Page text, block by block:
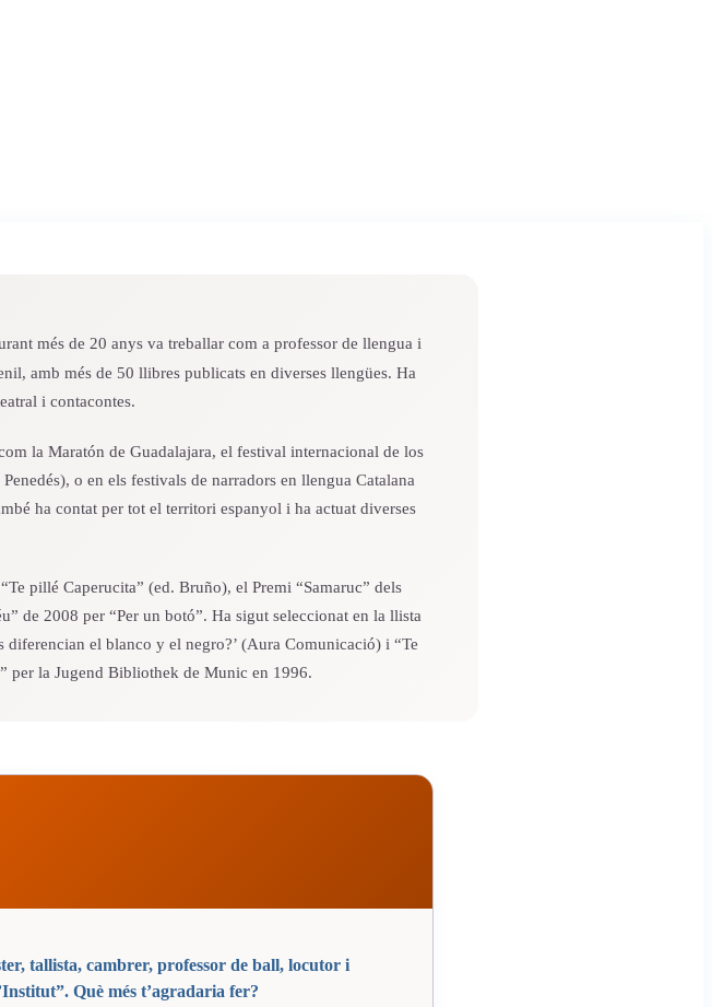
més de 20 anys va treballar com a professor de llengua i
amb més de 50 llibres publicats en diverses llengües. Ha
i contacontes.
la Maratón de Guadalajara, el festival internacional de los
o en els festivals de narradors en llengua Catalana
ha contat per tot el territori espanyol i ha actuat diverses
pillé Caperucita” (ed. Bruño), el Premi “Samaruc” dels
de 2008 per “Per un botó”. Ha sigut seleccionat en la llista
el blanco y el negro?’ (Aura Comunicació) i “Te
per la Jugend Bibliothek de Munic en 1996.
tallista, cambrer, professor de ball, locutor i
Què més t’agradaria fer?